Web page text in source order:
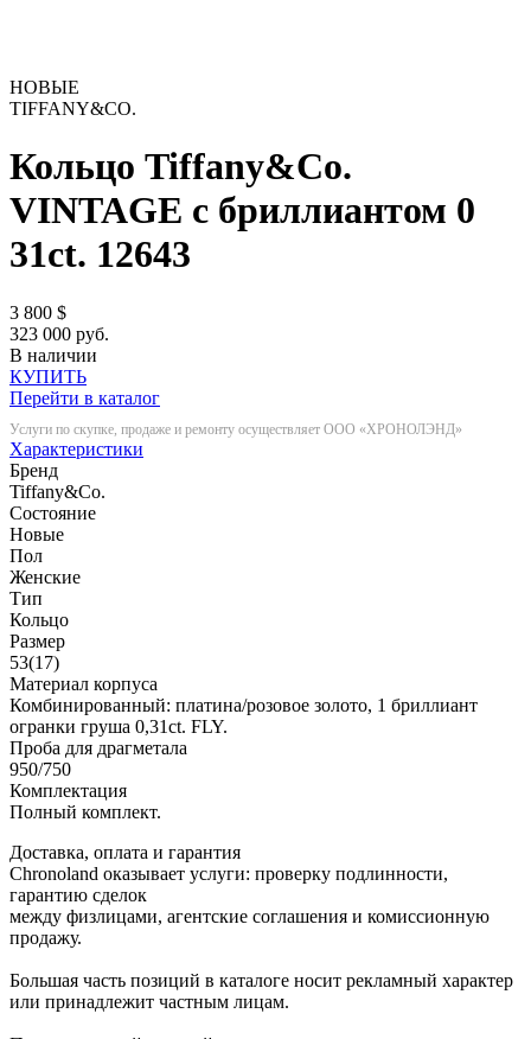
НОВЫЕ
TIFFANY&CO.
Кольцо Tiffany&Co.
VINTAGE с бриллиантом 0
31ct. 12643
3 800 $
323 000 руб.
В наличии
КУПИТЬ
Перейти в каталог
Услуги по скупке, продаже и ремонту осуществляет ООО «ХРОНОЛЭНД»
Характеристики
Бренд
Tiffany&Co.
Состояние
Новые
Пол
Женские
Тип
Кольцо
Размер
53(17)
Материал корпуса
Комбинированный: платина/розовое золото, 1 бриллиант
огранки груша 0,31ct. FLY.
Проба для драгметала
950/750
Комплектация
Полный комплект.
Доставка, оплата и гарантия
Chronoland оказывает услуги: проверку подлинности,
гарантию сделок
между физлицами, агентские соглашения и комиссионную
продажу.
Большая часть позиций в каталоге носит рекламный характер
или принадлежит частным лицам.